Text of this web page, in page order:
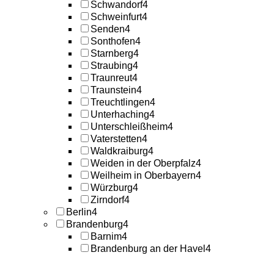
Schwandorf4
Schweinfurt4
Senden4
Sonthofen4
Starnberg4
Straubing4
Traunreut4
Traunstein4
Treuchtlingen4
Unterhaching4
Unterschleißheim4
Vaterstetten4
Waldkraiburg4
Weiden in der Oberpfalz4
Weilheim in Oberbayern4
Würzburg4
Zirndorf4
Berlin4
Brandenburg4
Barnim4
Brandenburg an der Havel 4